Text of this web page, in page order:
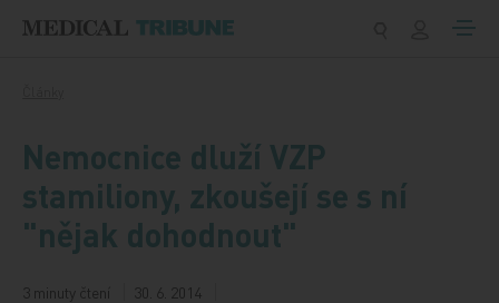
Nemocnice dluží VZP
stamiliony, zkoušejí se s ní
"nějak dohodnout"
3 minuty čtení 30. 6. 2014